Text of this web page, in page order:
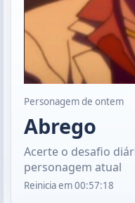
Personagem de ontem
Abrego
Acerte o desafio
personagem atual
Reinicia em00:57:17